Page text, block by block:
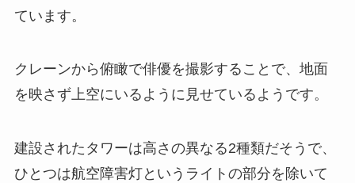
ています。
クレーンから俯瞰で俳優を撮影することで、地面
を映さず上空にいるように見せているようです。
建設されたタワーは高さの異なる2種類だそうで、
ひとつは航空障害灯というライトの部分を除いて